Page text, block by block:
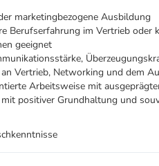
marketingbezogene Ausbildung
Berufserfahrung im Vertrieb
geeignet
Vertrieb, Networking und dem
Arbeitsweise mit
positiver Grundhaltung und